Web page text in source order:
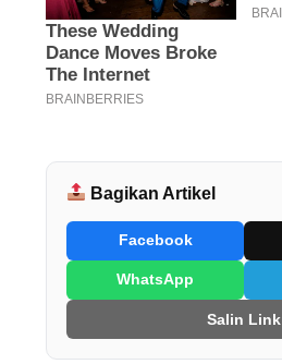
Bagikan Artikel
Facebook
WhatsApp
Salin Link